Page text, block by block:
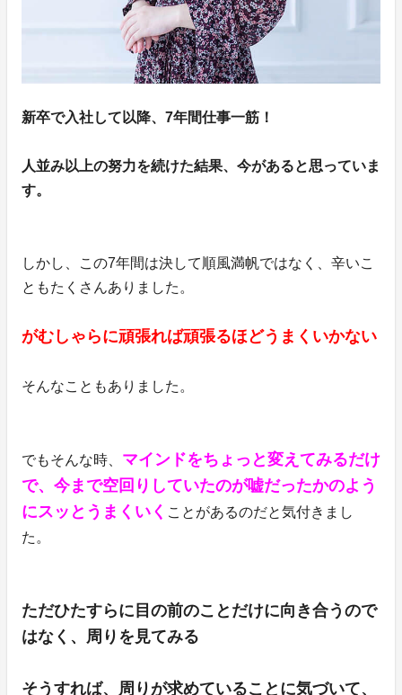
新卒で入社して以降、7年間仕事一筋！
人並み以上の努力を続けた結果、今があると思っていま
す。
しかし、この7年間は決して順風満帆ではなく、辛いこ
ともたくさんありました。
がむしゃらに頑張れば頑張るほどうまくいかない
そんなこともありました。
でもそんな時、 マインドをちょっと変えてみるだけ
で、今まで空回りしていたのが嘘だったかのよう
にスッとうまくいく ことがあるのだと気付きまし
た。
ただひたすらに目の前のことだけに向き合うので
はなく、周りを見てみる
そうすれば、周りが求めていることに気づいて、